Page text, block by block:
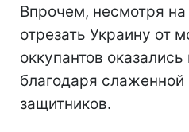
Впрочем, несмотря на
отрезать Украину от
оккупантов
благодаря слаженной
защитников.